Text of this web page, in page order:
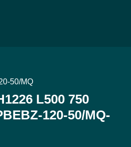
50/MQ
L500 750
120-50/MQ-